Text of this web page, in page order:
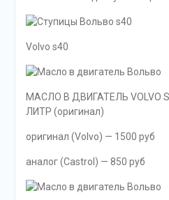
Volvo s40
МАСЛО В ДВИГАТЕЛЬ VOLVO
ЛИТР (оригинал)
оригинал (Volvo) — 1500 руб
аналог (Castrol) — 850 руб